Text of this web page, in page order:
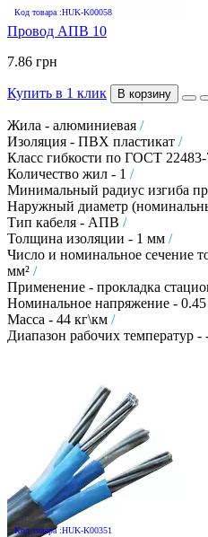
Код товара :HUK-K00058
Провод АПВ 10
7.86 грн
Купить в 1 клик В корзину
Жила - алюминиевая /
Изоляция - ПВХ пластикат /
Класс гибкости по ГОСТ 22483-
Количество жил - 1 /
Минимальный радиус изгиба
Наружный диаметр
Тип кабеля - АПВ /
Толщина изоляции - 1 мм /
Число и номинальное сечение
мм² /
Применение - прокладка
Номинальное напряжение -
Масса - 44 кг\км /
Диапазон рабочих температур -
Код товара :HUK-K00351